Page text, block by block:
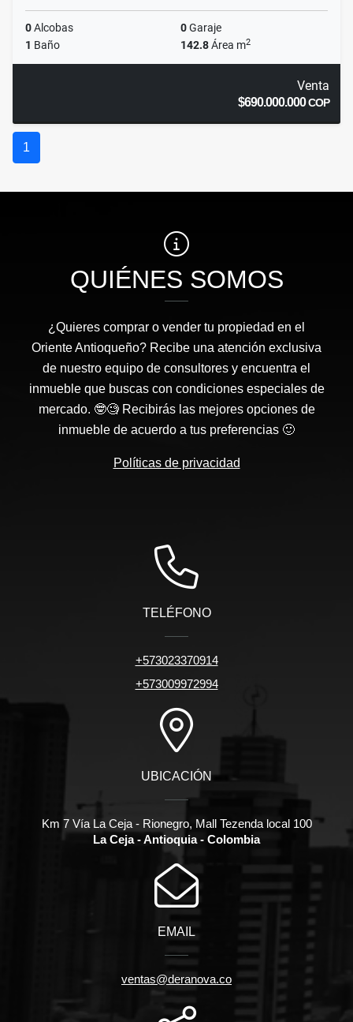
0Alcobas 0Garaje
1 Baño 142.8Área m2
Venta
$690.000.000COP
1
QUIÉNES SOMOS
¿Quieres comprar o vender tu propiedad en el
Oriente Antioqueño? Recibe una atención exclusiva
de nuestro equipo de consultores y encuentra el
inmueble que buscas con condiciones especiales de
mercado. 🤓🧐 Recibirás las mejores opciones de
inmueble de acuerdo a tus preferencias 🙂
Políticas de privacidad
TELÉFONO
+573023370914
+573009972994
UBICACIÓN
Km 7 Vía La Ceja - Rionegro, Mall Tezenda local 100
La Ceja - Antioquia - Colombia
EMAIL
ventas@deranova.co